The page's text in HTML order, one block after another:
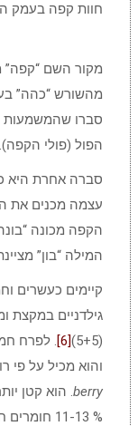
חוות קפה בעמק
מקור השם “קפה”
מהשורש “כהה”
סברו שהמשמעות
הפול (פולי הקפה).
סברה אחרת היא
עצמה מכנים את
הקפה מכונה
המילה “בון”
קיימים כעשרים
גילדניים במקצת
(5+5)
[6]
. לפרח
והוא מכיל על פי רוב שני זרעים חצי
berry. הוא קטן